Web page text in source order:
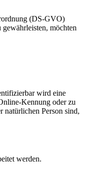
(DS-GVO)
möchten
wird eine
Kennung oder zu
natürlichen Person sind,
werden.